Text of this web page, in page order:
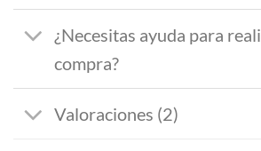
¿Necesitas ayuda para
compra?
Valoraciones (2)